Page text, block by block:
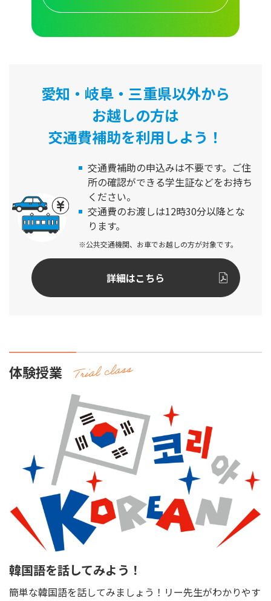
愛知・岐阜・三重県以外から
お越しの方は
交通費補助を利用しよう！
交通費補助の申込みは不要です。 ご住
所の確認ができる学生証などをお持ち
ください。
交通費のお渡しは12時30分以降とな
ります。
※公共交通機関、お車でお越しの方が対象です。
詳細はこちら
体験授業
韓国語を話してみよう！
簡単な韓国語を話してみましょう！リー先生がわかりやす